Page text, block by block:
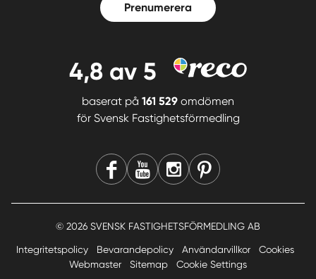
Prenumerera
4,8 av 5
baserat på 161 529 omdömen
för Svensk Fastighetsförmedling
© 2026 SVENSK FASTIGHETSFÖRMEDLING AB
Integritetspolicy Bevarandepolicy Användarvillkor
Cookies
Webmaster
Sitemap Cookie Settings